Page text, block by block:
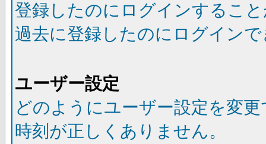
登録したのにログインするこ
過去に登録したのにログイン
ユーザー設定
どのようにユーザー設定を変
時刻が正しくありません。